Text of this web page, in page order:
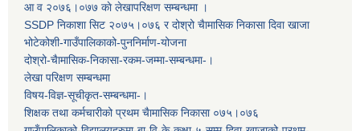
आ व २०७६।०७७ काे लेखापरिक्षण सम्बन्धमा ।
SSDP निकाशा सिट २०७५।०७६ र दोश्रो चैामासिक निकासा दिवा खाजा
भोटेकोशी-गाउँपालिकाको-पुननिर्माण-योजना
दोश्रो-चैामासिक-निकासा-रकम-जम्मा-सम्बन्धमा-।
लेखा परिक्षण सम्बन्धमा
विषय-विज्ञ-सूचीकृत-सम्बन्धमा-।
शिक्षक तथा कर्मचारीको प्रथम च‌ैामासिक निकासा ०७५।०७६